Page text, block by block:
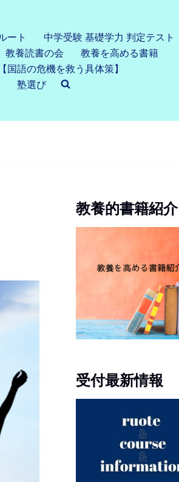
ート
中学受験 基礎学力 判定テスト
教養読書の会
教養を高める書籍
国語の危機を救う具体策】
塾選び
教養的書籍紹介
受付最新情報